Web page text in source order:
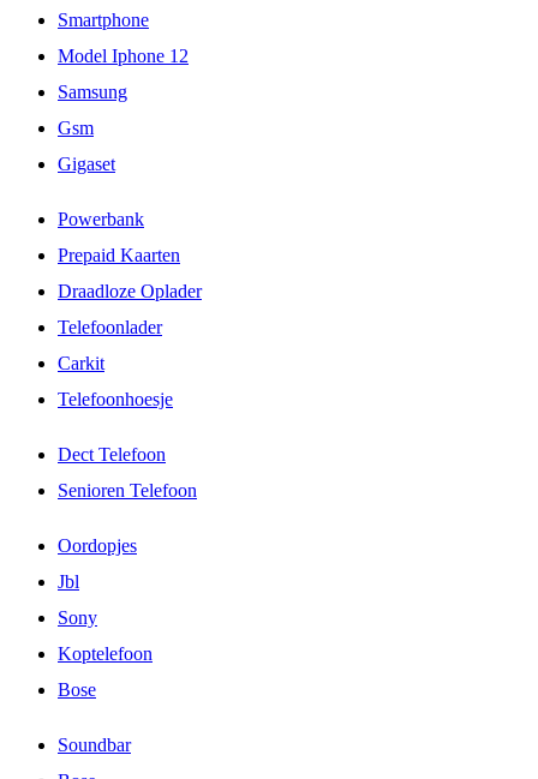
Smartphone
Model Iphone 12
Samsung
Gsm
Gigaset
Powerbank
Prepaid Kaarten
Draadloze Oplader
Telefoonlader
Carkit
Telefoonhoesje
Dect Telefoon
Senioren Telefoon
Oordopjes
Jbl
Sony
Koptelefoon
Bose
Soundbar